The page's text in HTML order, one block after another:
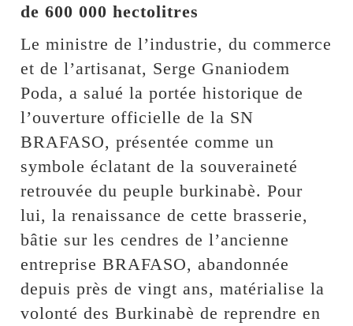
de 600 000 hectolitres
Le ministre de l’industrie, du commerce
et de l’artisanat, Serge Gnaniodem
Poda, a salué la portée historique de
l’ouverture officielle de la SN
BRAFASO, présentée comme un
symbole éclatant de la souveraineté
retrouvée du peuple burkinabè. Pour
lui, la renaissance de cette brasserie,
bâtie sur les cendres de l’ancienne
entreprise BRAFASO, abandonnée
depuis près de vingt ans, matérialise la
volonté des Burkinabè de reprendre en